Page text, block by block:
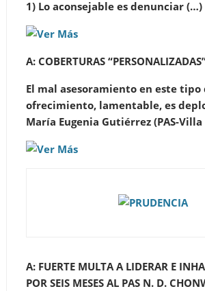
1) Lo aconsejable es denunciar (…)
A: COBERTURAS
El mal asesoramiento en este tipo
ofrecimiento, lamentable, es
María Eugenia Gutiérrez (PAS-Villa
A: FUERTE MULTA A LIDERAR E
POR SEIS MESES AL PAS N. D.